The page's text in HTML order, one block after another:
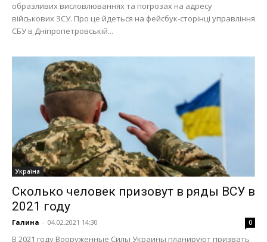
образливих висловлюваннях та погрозах на адресу
військових ЗСУ. Про це йдеться на фейсбук-сторінці управління
СБУ в Дніпропетровській...
Україна
Сколько человек призовут в ряды ВСУ в
2021 году
Галина - 04.02.2021 14:30 0
В 2021 году Вооруженные Силы Украины планируют призвать